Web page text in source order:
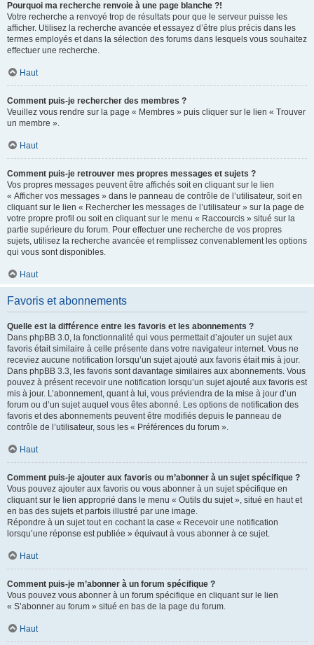
Pourquoi ma recherche renvoie à une page blanche ?!
Votre recherche a renvoyé trop de résultats pour que le serveur puisse les
afficher. Utilisez la recherche avancée et essayez d’être plus précis dans les
termes employés et dans la sélection des forums dans lesquels vous souhaitez
effectuer une recherche.
Haut
Comment puis-je rechercher des membres ?
Veuillez vous rendre sur la page « Membres » puis cliquer sur le lien « Trouver
un membre ».
Haut
Comment puis-je retrouver mes propres messages et sujets ?
Vos propres messages peuvent être affichés soit en cliquant sur le lien
« Afficher vos messages » dans le panneau de contrôle de l’utilisateur, soit en
cliquant sur le lien « Rechercher les messages de l’utilisateur » sur la page de
votre propre profil ou soit en cliquant sur le menu « Raccourcis » situé sur la
partie supérieure du forum. Pour effectuer une recherche de vos propres
sujets, utilisez la recherche avancée et remplissez convenablement les options
qui vous sont disponibles.
Haut
Favoris et abonnements
Quelle est la différence entre les favoris et les abonnements ?
Dans phpBB 3.0, la fonctionnalité qui vous permettait d’ajouter un sujet aux
favoris était similaire à celle présente dans votre navigateur internet. Vous ne
receviez aucune notification lorsqu’un sujet ajouté aux favoris était mis à jour.
Dans phpBB 3.3, les favoris sont davantage similaires aux abonnements. Vous
pouvez à présent recevoir une notification lorsqu’un sujet ajouté aux favoris est
mis à jour. L’abonnement, quant à lui, vous préviendra de la mise à jour d’un
forum ou d’un sujet auquel vous êtes abonné. Les options de notification des
favoris et des abonnements peuvent être modifiés depuis le panneau de
contrôle de l’utilisateur, sous les « Préférences du forum ».
Haut
Comment puis-je ajouter aux favoris ou m’abonner à un sujet spécifique ?
Vous pouvez ajouter aux favoris ou vous abonner à un sujet spécifique en
cliquant sur le lien approprié dans le menu « Outils du sujet », situé en haut et
en bas des sujets et parfois illustré par une image.
Répondre à un sujet tout en cochant la case « Recevoir une notification
lorsqu’une réponse est publiée » équivaut à vous abonner à ce sujet.
Haut
Comment puis-je m’abonner à un forum spécifique ?
Vous pouvez vous abonner à un forum spécifique en cliquant sur le lien
« S’abonner au forum » situé en bas de la page du forum.
Haut